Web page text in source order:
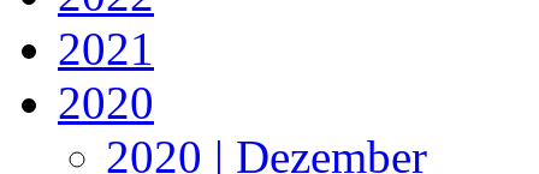
2021
2020
2020 | Dezember